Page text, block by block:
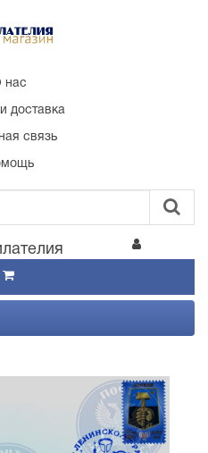
нас
доставка
связь